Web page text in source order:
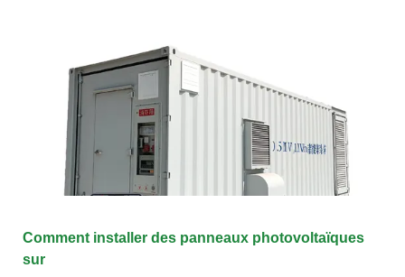
Comment installer des panneaux photovoltaïques
sur